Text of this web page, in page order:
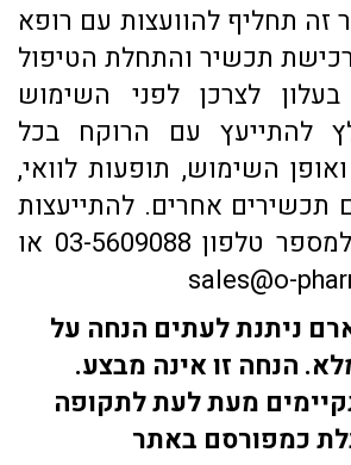
זה תחליף להוועצות עם רופא
תכשיר והתחלת הטיפול
לצרכן לפני השימוש
להתייעץ עם הרוקח בכל
השימוש, תופעות לוואי,
תכשירים אחרים. להתייעצות
עם רוקח פנה למספר טלפון 03-5609088 או
ניתנת לעתים הנחה על
הנחה זו אינה מבצע.
מעת לעת לתקופה
כמפורסם באתר